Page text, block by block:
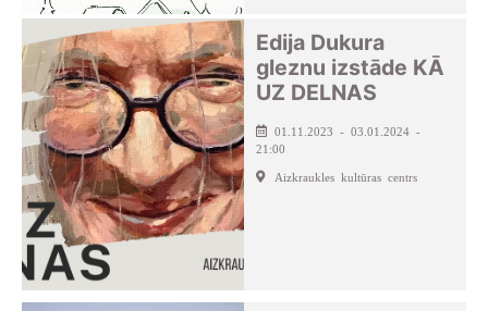
Edija Dukura
gleznu izstāde KĀ
UZ DELNAS
01.11.2023 - 03.01.2024 -
21:00
Aizkraukles kultūras centrs